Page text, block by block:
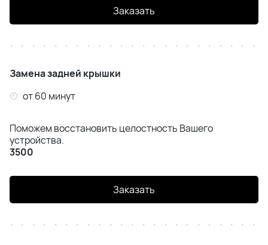
Заказать
Замена задней крышки
от 60 минут
Поможем восстановить целостность Вашего
устройства.
3500
Заказать